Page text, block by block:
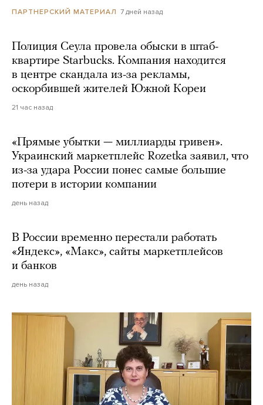
ПАРТНЕРСКИЙ МАТЕРИАЛ 7 дней назад
Полиция Сеула провела обыски в штаб-
квартире Starbucks. Компания находится
в центре скандала из-за рекламы,
оскорбившей жителей Южной Кореи
21 час назад
«Прямые убытки — миллиарды гривен».
Украинский маркетплейс Rozetka заявил, что
из-за удара России понес самые большие
потери в истории компании
день назад
В России временно перестали работать
«Яндекс», «Макс», сайты маркетплейсов
и банков
день назад